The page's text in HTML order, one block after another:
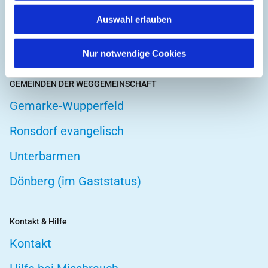
Auswahl erlauben
Nur notwendige Cookies
Telefonseelsorge
GEMEINDEN DER WEGGEMEINSCHAFT
Gemarke-Wupperfeld
Ronsdorf evangelisch
Unterbarmen
Dönberg (im Gaststatus)
Kontakt & Hilfe
Kontakt